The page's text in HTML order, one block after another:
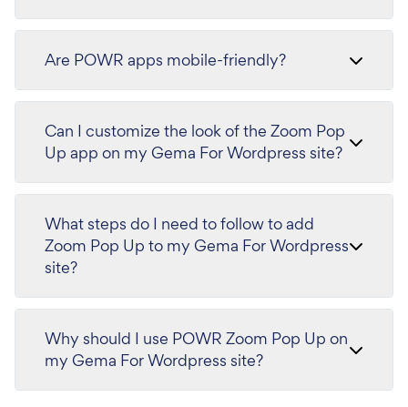
Are POWR apps mobile-friendly?
Can I customize the look of the Zoom Pop
Up app on my Gema For Wordpress site?
What steps do I need to follow to add
Zoom Pop Up to my Gema For Wordpress
site?
Why should I use POWR Zoom Pop Up on
my Gema For Wordpress site?